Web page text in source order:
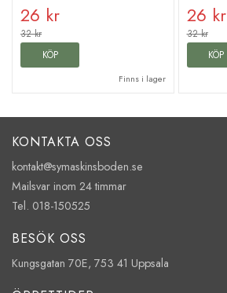
26 kr
32 kr
KÖP
Finns i lager
26 kr
32 kr
KÖP
KONTAKTA OSS
kontakt@symaskinsboden.se
Mailsvar inom 24 timmar
Tel. 018-150525
BESÖK OSS
Kungsgatan 70E, 753 41 Uppsala